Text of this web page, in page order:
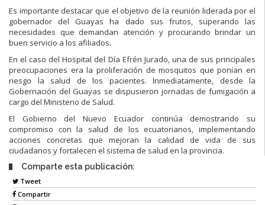
Es importante destacar que el objetivo de la reunión liderada por el
gobernador del Guayas ha dado sus frutos, superando las
necesidades que demandan atención y procurando brindar un
buen servicio a los afiliados.
En el caso del Hospital del Día Efrén Jurado, una de sus principales
preocupaciones era la proliferación de mosquitos que ponían en
riesgo la salud de los pacientes. Inmediatamente, desde la
Gobernación del Guayas se dispusieron jornadas de fumigación a
cargo del Ministerio de Salud.
El Gobierno del Nuevo Ecuador continúa demostrando su
compromiso con la salud de los ecuatorianos, implementando
acciones concretas que mejoran la calidad de vida de sus
ciudadanos y fortalecen el sistema de salud en la provincia.
Comparte esta publicación:
Tweet
Compartir